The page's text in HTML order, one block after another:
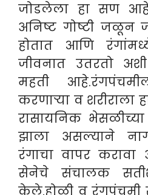
जोडलेला हा सण
अनिष्ट गोष्टी जळून
होतात आणि
जीवनात उतरतो
महती
करणाऱ्या व शरीराला
रासायनिक
झाला असल्याने
रंगाचा वापर
सेनेचे संचालक
केले.होळी व रंगपंचमी